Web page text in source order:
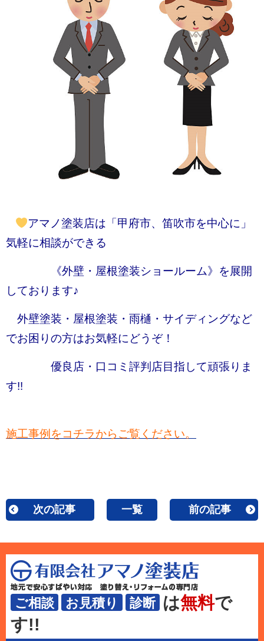
アマノ塗装店は「甲府市、笛吹市を中心に」
気軽に相談ができる
《外壁・屋根塗装ショールーム》を展開
しております♪
外壁塗装・屋根塗装・雨樋・サイディングなど
でお困りの方はお気軽にどうぞ！
優良店・口コミ評判店目指して頑張りま
す!!
施工事例をコチラからご覧ください。
次の記事 一覧 前の記事
ご相談 お見積り 診断 は無料で
す!!